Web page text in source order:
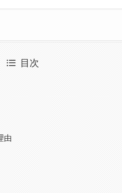
目次
由